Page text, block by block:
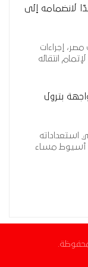
لانضمامه إلى
إجراءات
انتقاله
بترول
استعداداته
أسيوط مساء